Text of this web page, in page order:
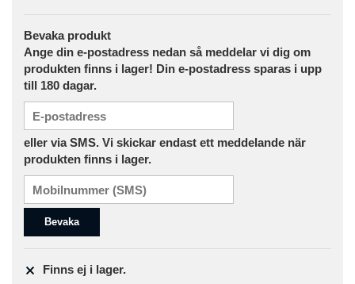
Bevaka produkt
Ange din e-postadress nedan så meddelar vi dig om
produkten finns i lager! Din e-postadress sparas i upp
till 180 dagar.
eller via SMS. Vi skickar endast ett meddelande när
produkten finns i lager.
Bevaka
Finns ej i lager.